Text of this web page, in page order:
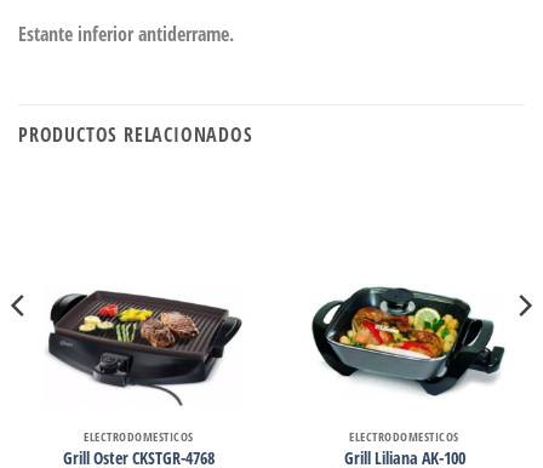
Estante inferior antiderrame.
PRODUCTOS RELACIONADOS
ELECTRODOMESTICOS
Grill Oster CKSTGR-4768
ELECTRODOMESTICOS
Grill Liliana AK-100